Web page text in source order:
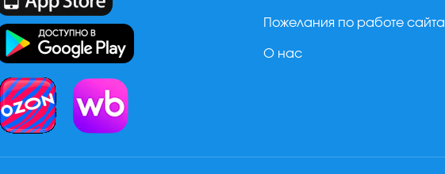
Пожелания по работе сайта
О нас